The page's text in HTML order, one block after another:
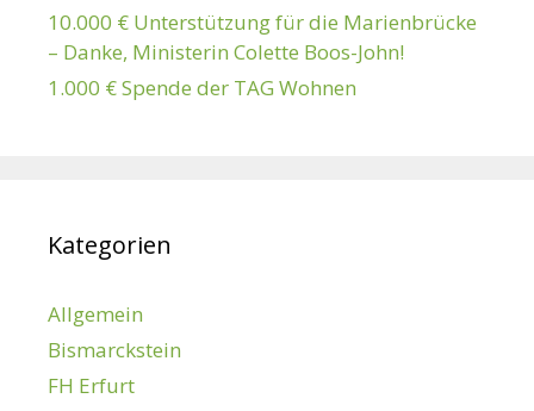
10.000 € Unterstützung für die Marienbrücke
– Danke, Ministerin Colette Boos-John!
1.000 € Spende der TAG Wohnen
Kategorien
Allgemein
Bismarckstein
FH Erfurt